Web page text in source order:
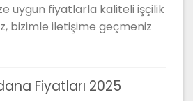
uygun fiyatlarla kaliteli işçilik
bizimle iletişime geçmeniz
Fiyatları 2025